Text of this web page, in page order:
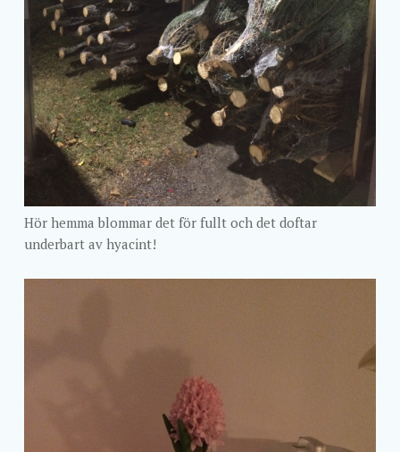
Hör hemma blommar det för fullt och det doftar
underbart av hyacint!